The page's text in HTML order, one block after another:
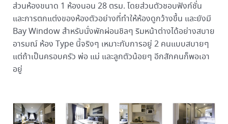
ส่วนห้องขนาด 1 ห้องนอน 28 ตรม. โดยส่วนตัวชอบฟังก์ชั่น
และการตกแต่งของห้องตัวอย่างที่ทำให้ห้องดูกว้างขึ้น และยังมี
Bay Window สำหรับนั่งพักผ่อนชิลๆ ริมหน้าต่างได้อย่างสบาย
อารมณ์ ห้อง Type นี้จริงๆ เหมาะกับการอยู่ 2 คนแบบสบายๆ
แต่ถ้าเป็นครอบครัว พ่อ แม่ และลูกตัวน้อยๆ อีกสักคนก็พอเอา
อยู่